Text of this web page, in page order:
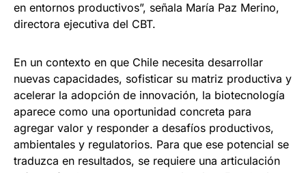
en entornos productivos”, señala María Paz Merino,
directora ejecutiva del CBT.
En un contexto en que Chile necesita desarrollar
nuevas capacidades, sofisticar su matriz productiva y
acelerar la adopción de innovación, la biotecnología
aparece como una oportunidad concreta para
agregar valor y responder a desafíos productivos,
ambientales y regulatorios. Para que ese potencial se
traduzca en resultados, se requiere una articulación